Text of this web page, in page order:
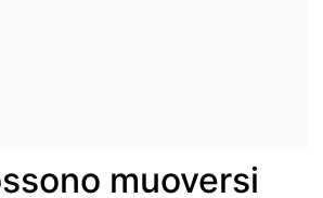
muoversi